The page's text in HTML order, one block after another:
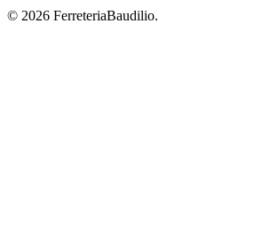
© 2026 FerreteriaBaudilio.